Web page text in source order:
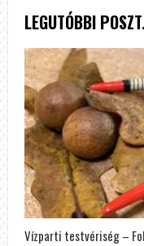
LEGUTÓBBI
Vízparti testvériség –